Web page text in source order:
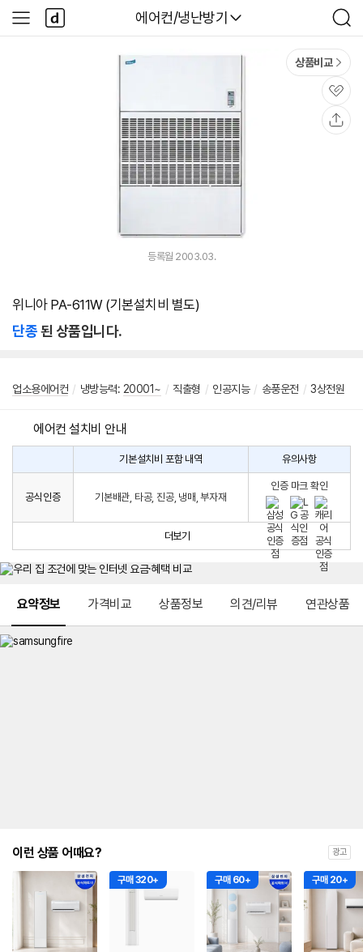
다나와
에어컨/냉난방기
검
색
사
이
다
나
와
상품비교
관
심
등록월 2003.03.
위니아 PA-611W (기본설치비 별도)
단종된 상품입니다.
업소용에어컨 / 냉방능력: 20001~ / 직출형 / 인공지능 / 송풍운전 / 3상전원
에어컨 설치비 안내
구
시
생
는
치
비
컨
설
기본설치비 포함 내역 유의사항
공식인증 기본배관, 타공, 진공, 냉매, 부자재
인증 마크 확인
더보기
요약정보 가격비교 상품정보 의견/리뷰 연관상품
이런 상품 어때요? 광고
구매 320+ 구매 60+ 구매 20+